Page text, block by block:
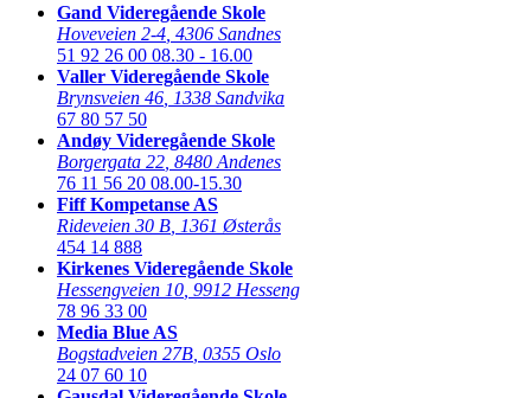
Gand Videregående Skole
Hoveveien 2-4 4306 Sandnes
51 92 26 00 08.30 - 16.00
Valler Videregående Skole
Brynsveien 46 1338 Sandvika
67 80 57 50
Andøy Videregående Skole
Borgergata 22 8480 Andenes
76 11 56 20 08.00-15.30
Fiff Kompetanse AS
Rideveien 30 B 1361 Østerås
454 14 888
Kirkenes Videregående Skole
Hessengveien 10 9912 Hesseng
78 96 33 00
Media Blue AS
Bogstadveien 27B 0355 Oslo
24 07 60 10